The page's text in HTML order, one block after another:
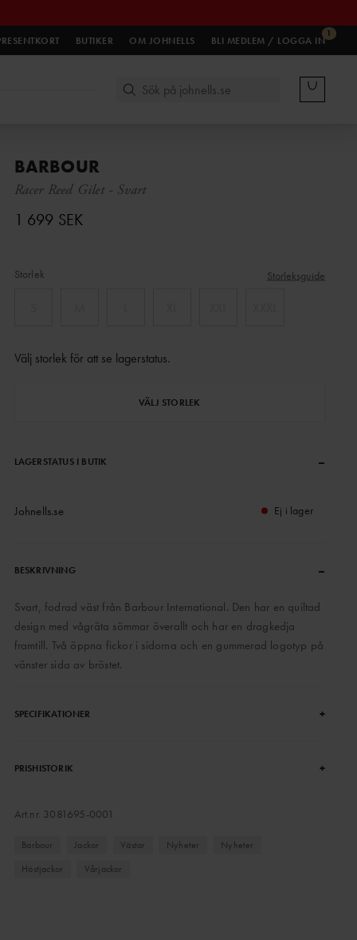
BUTIKER OM JOHNELLS
1
BLI MEDLEM / LOGGA IN
BARBOUR
Racer Reed Gilet - Svart
1 699 SEK
Storlek Storleksguide
Välj storlek för att se lagerstatus.
VÄLJ STORLEK
LAGERSTATUS I BUTIK –
Johnells.se Ej i lager
BESKRIVNING –
Svart, fodrad väst från Barbour International. Den har en quiltad
design med vågräta sömmar överallt och har en dragkedja
framtill. Två öppna fickor i sidorna och en gummerad logotyp på
vänster sida av bröstet.
SPECIFIKATIONER +
PRISHISTORIK +
Art.nr. 3081695-0001
Barbour Jackor Västar Nyheter
Nyheter
Höstjackor
Vårjackor